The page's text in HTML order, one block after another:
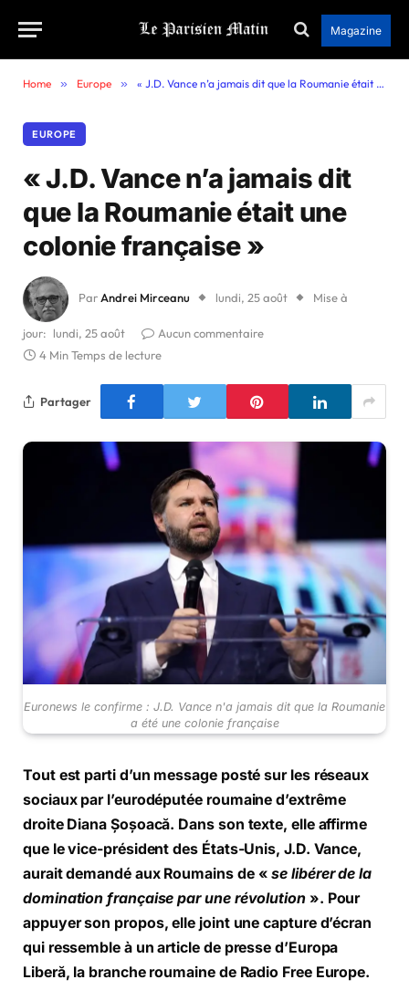
Magazine
Home » Europe » « J.D. Vance n’a jamais dit que la Roumanie était une colonie française »
EUROPE
« J.D. Vance n’a jamais dit
que la Roumanie était une
colonie française »
Par Andrei Mirceanu lundi, 25 août Mise à
jour: lundi, 25 août
Aucun commentaire
4 Min Temps de lecture
Partager
Euronews le confirme : J.D. Vance n'a jamais dit que la Roumanie
a été une colonie française
Tout est parti d’un message posté sur les réseaux
sociaux par l’eurodéputée roumaine d’extrême
droite Diana Șoșoacă. Dans son texte, elle affirme
que le vice-président des États-Unis, J.D. Vance,
aurait demandé aux Roumains de «se libérer de la
domination française par une révolution». Pour
appuyer son propos, elle joint une capture d’écran
qui ressemble à un article de presse d’Europa
Liberă, la branche roumaine de Radio Free Europe.